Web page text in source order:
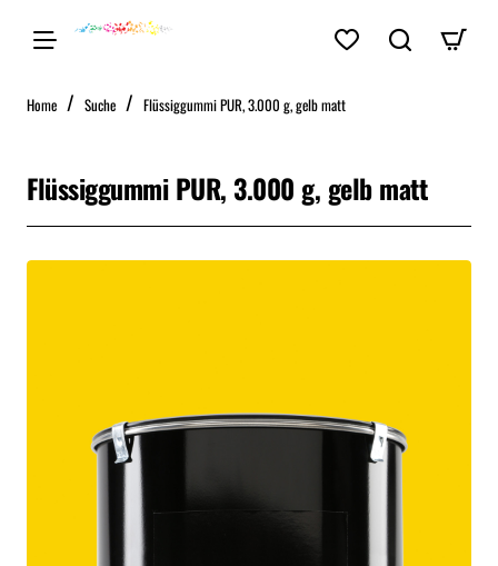
Home home Suche Flüssiggummi PUR, 3.000 g, gelb matt
Flüssiggummi PUR, 3.000 g, gelb matt